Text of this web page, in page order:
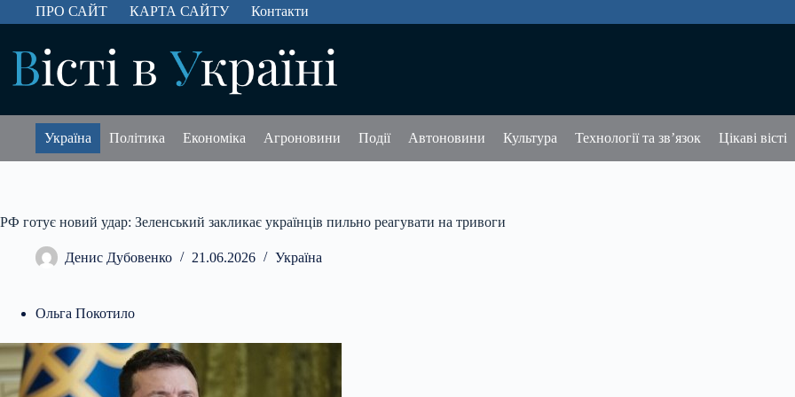
Перейти
до
ПРО САЙТ КАРТА САЙТУ Контакти
Україна Політика Економіка Агроновини Події Автоновини Культура Технології та зв’язок Цікаві вісті
РФ готує новий удар: Зеленський закликає українців пильно реагувати на тривоги
Денис Дубовенко 21.06.2026 Україна
Ольга Покотило